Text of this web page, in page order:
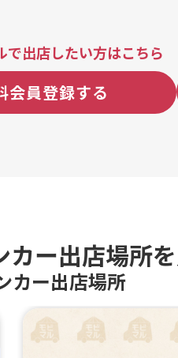
で出店したい方はこちら
会員登録する
カー出店場所
カー出店場所